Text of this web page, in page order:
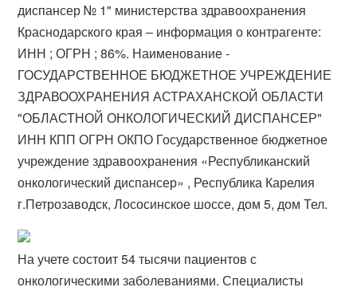
диспансер № 1" министерства здравоохранения
Краснодарского края – информация о контрагенте:
ИНН ; ОГРН ; 86%. Наименование -
ГОСУДАРСТВЕННОЕ БЮДЖЕТНОЕ УЧРЕЖДЕНИЕ
ЗДРАВООХРАНЕНИЯ АСТРАХАНСКОЙ ОБЛАСТИ
"ОБЛАСТНОЙ ОНКОЛОГИЧЕСКИЙ ДИСПАНСЕР"
ИНН КПП ОГРН ОКПО Государственное бюджетное
учреждение здравоохранения «Республиканский
онкологический диспансер» , Республика Карелия
г.Петрозаводск, Лососинское шоссе, дом 5, дом Тел.
На учете состоит 54 тысячи пациентов с
онкологическими заболеваниями. Специалисты